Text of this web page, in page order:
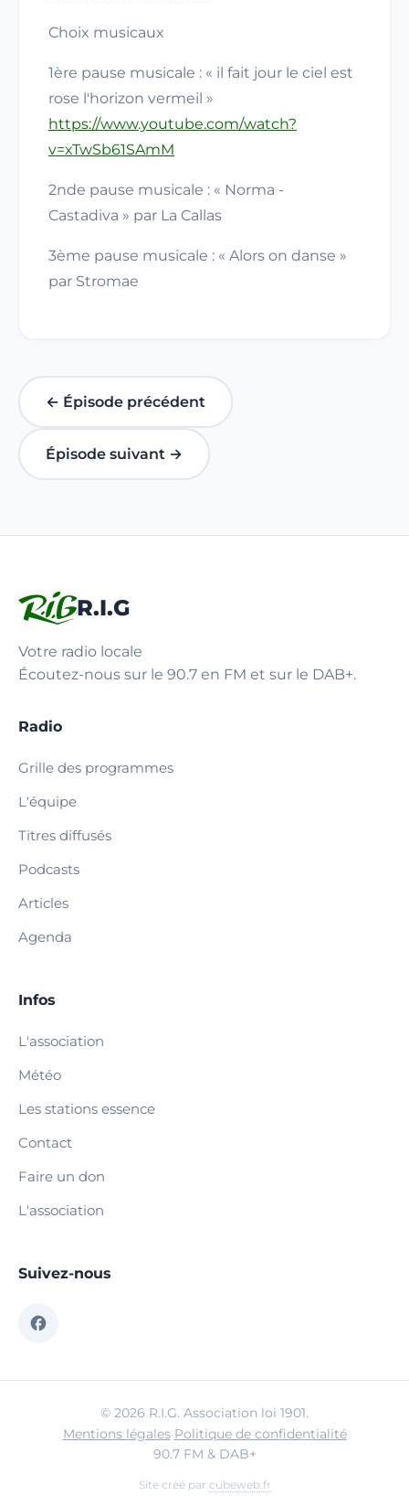
Choix musicaux
1ère pause musicale : « il fait jour le ciel est
rose l'horizon vermeil »
https://www.youtube.com/watch?
v=xTwSb61SAmM
2nde pause musicale : « Norma -
Castadiva » par La Callas
3ème pause musicale : « Alors on danse »
par Stromae
← Épisode précédent
Épisode suivant →
R.I.G
Votre radio locale
Écoutez-nous sur le 90.7 en FM et sur le DAB+.
Radio
Grille des programmes
L'équipe
Titres diffusés
Podcasts
Articles
Agenda
Infos
L'association
Météo
Les stations essence
Contact
Faire un don
L'association
Suivez-nous
© 2026 R.I.G. Association loi 1901.
Mentions légales·Politique de confidentialité
90.7 FM & DAB+
Site créé par cubeweb.fr